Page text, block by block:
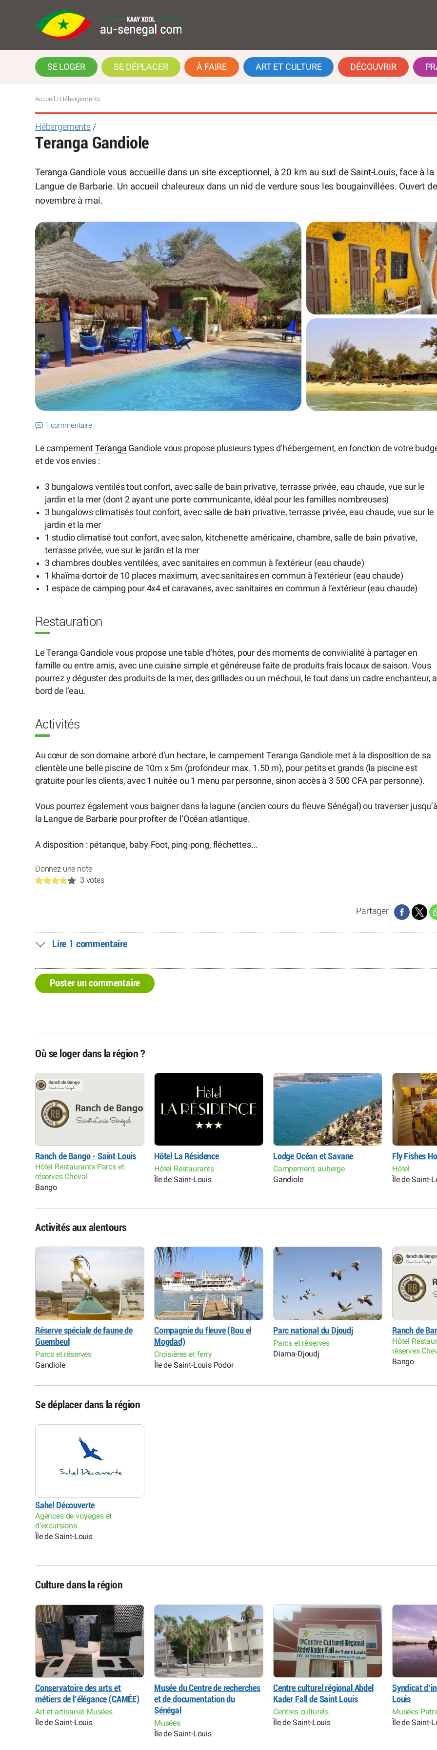
SE LOGER SE DÉPLACER À FAIRE ART ET CULTURE DÉCOUVRIR
Accueil / Hébergements
Hébergements /
Teranga Gandiole
Teranga Gandiole vous accueille dans un site exceptionnel, à 20 km au sud de Saint-Louis, face à la
Langue de Barbarie. Un accueil chaleureux dans un nid de verdure sous les bougainvillées. Ouvert de
novembre à mai.
1 commentaire
Le campement Teranga Gandiole vous propose plusieurs types d’hébergement, en fonction de votre
et de vos envies :
3 bungalows ventilés tout confort, avec salle de bain privative, terrasse privée, eau chaude, vue sur le
jardin et la mer (dont 2 ayant une porte communicante, idéal pour les familles nombreuses)
3 bungalows climatisés tout confort, avec salle de bain privative, terrasse privée, eau chaude, vue sur le
jardin et la mer
1 studio climatisé tout confort, avec salon, kitchenette américaine, chambre, salle de bain privative,
terrasse privée, vue sur le jardin et la mer
3 chambres doubles ventilées, avec sanitaires en commun à l’extérieur (eau chaude)
1 khaïma-dortoir de 10 places maximum, avec sanitaires en commun à l’extérieur (eau chaude)
1 espace de camping pour 4x4 et caravanes, avec sanitaires en commun à l’extérieur (eau chaude)
Restauration
Le Teranga Gandiole vous propose une table d’hôtes, pour des moments de convivialité à partager en
famille ou entre amis, avec une cuisine simple et généreuse faite de produits frais locaux de saison. Vous
pourrez y déguster des produits de la mer, des grillades ou un méchoui, le tout dans un cadre enchanteur,
bord de l’eau.
Activités
Au cœur de son domaine arboré d’un hectare, le campement Teranga Gandiole met à la disposition de sa
clientèle une belle piscine de 10m x 5m (profondeur max. 1.50 m), pour petits et grands (la piscine est
gratuite pour les clients, avec 1 nuitée ou 1 menu par personne, sinon accès à 3 500 CFA par personne).
Vous pourrez également vous baigner dans la lagune (ancien cours du fleuve Sénégal) ou traverser
la Langue de Barbarie pour profiter de l’Océan atlantique.
A disposition : pétanque, baby-Foot, ping-pong, fléchettes...
Donnez une note
3 votes
Partager
Lire 1 commentaire
Poster un commentaire
Où se loger dans la région ?
Ranch de Bango - Saint Louis
Hôtel Restaurants Parcs et
réserves Cheval
Bango
Hôtel La Résidence
Hôtel Restaurants
Île de Saint-Louis
Lodge Océan et Savane
Campement, auberge
Gandiole
Fly Fishes
Hôtel
Île de Saint-
Activités aux alentours
Réserve spéciale de faune de
Guembeul
Parcs et réserves
Gandiole
Compagnie du fleuve (Bou el
Mogdad)
Croisières et ferry
Île de Saint-Louis Podor
Parc national du Djoudj
Parcs et réserves
Diama-Djoudj
Ranch de
Hôtel
réserves
Bango
Se déplacer dans la région
Sahel Découverte
Agences de voyages et
d’excursions
Île de Saint-Louis
Culture dans la région
Conservatoire des arts et
métiers de l’élégance (CAMÉE)
Art et artisanat Musées
Île de Saint-Louis
Musée du Centre de recherches
et de documentation du
Sénégal
Musées
Île de Saint-Louis
Centre culturel régional Abdel
Kader Fall de Saint Louis
Centres culturels
Île de Saint-Louis
Syndicat
Louis
Musées
Île de Saint-